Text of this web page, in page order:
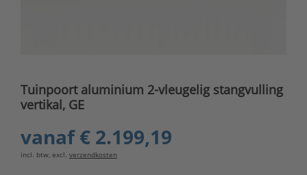
Tuinpoort aluminium 2-vleugelig stangvulling
vertikal, GE
vanaf€ 2.199,19
incl. btw, excl. verzendkosten